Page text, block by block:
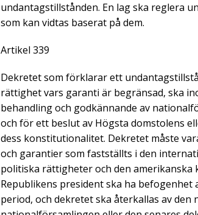
undantagstillstånden. En lag ska reglera
som kan vidtas baserat på dem.
Artikel 339
Dekretet som förklarar ett
rättighet vars garanti är begränsad, ska
behandling och godkännande av
och för ett beslut av Högsta domstolens
dess konstitutionalitet. Dekretet måste
och garantier som fastställts i den
politiska rättigheter och den
Republikens president ska ha
period, och dekretet ska återkallas av den